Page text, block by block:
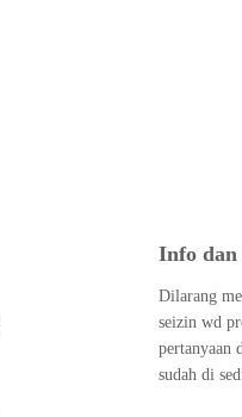
Info dan
Dilarang
seizin wd
pertanyaan
sudah di